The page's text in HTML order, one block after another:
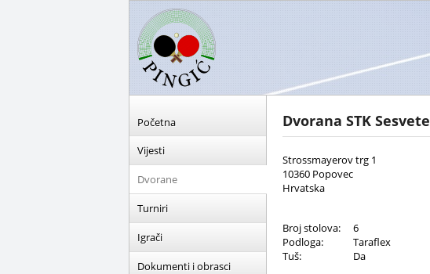
Početna
Vijesti
Dvorane
Turniri
Igrači
Dokumenti i obrasci
Dvorana STK Sesvete
Strossmayerov trg 1
10360 Popovec
Hrvatska
Broj stolova:
6
Podloga:
Taraflex
Tuš:
Da